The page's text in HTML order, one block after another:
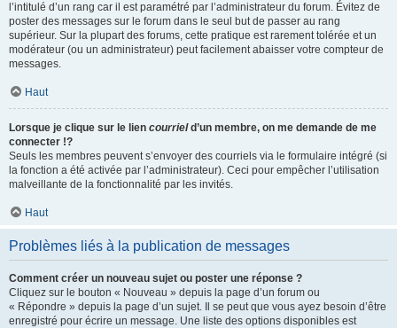
l’intitulé d’un rang car il est paramétré par l’administrateur du forum. Évitez de
poster des messages sur le forum dans le seul but de passer au rang
supérieur. Sur la plupart des forums, cette pratique est rarement tolérée et un
modérateur (ou un administrateur) peut facilement abaisser votre compteur de
messages.
Haut
Lorsque je clique sur le lien courrield’un membre, on me demande de me
connecter !?
Seuls les membres peuvent s’envoyer des courriels via le formulaire intégré (si
la fonction a été activée par l’administrateur). Ceci pour empêcher l’utilisation
malveillante de la fonctionnalité par les invités.
Haut
Problèmes liés à la publication de messages
Comment créer un nouveau sujet ou poster une réponse ?
Cliquez sur le bouton « Nouveau » depuis la page d’un forum ou
« Répondre » depuis la page d’un sujet. Il se peut que vous ayez besoin d’être
enregistré pour écrire un message. Une liste des options disponibles est